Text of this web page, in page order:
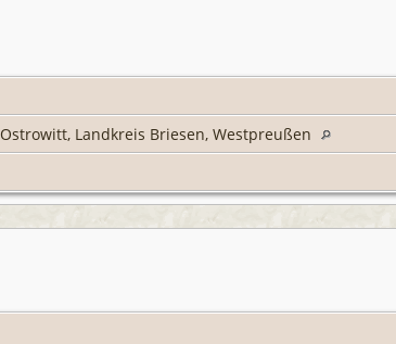
Ostrowitt, Landkreis Briesen, Westpreußen